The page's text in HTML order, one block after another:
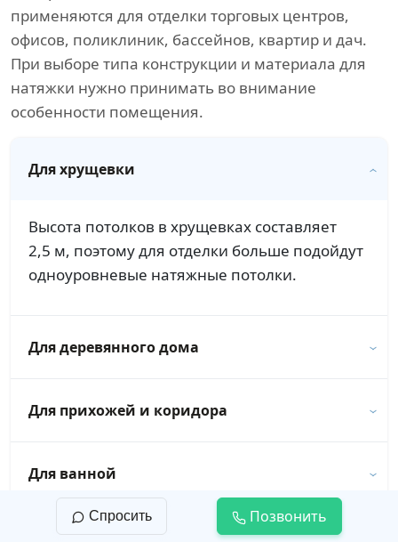
применяются для отделки торговых центров,
офисов, поликлиник, бассейнов, квартир и дач.
При выборе типа конструкции и материала для
натяжки нужно принимать во внимание
особенности помещения.
Для хрущевки
Высота потолков в хрущевках составляет
2,5 м, поэтому для отделки больше подойдут
одноуровневые натяжные потолки.
Для деревянного дома
Для прихожей и коридора
Для ванной
Для новостройки
Спросить Позвонить